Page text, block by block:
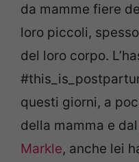
da mamme fiere
loro piccoli,
del loro corpo.
questi giorni, a
della mamma e dal
Markle, anche lei